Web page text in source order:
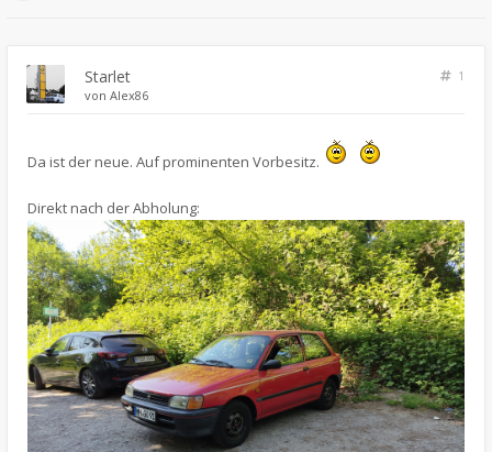
Starlet
1
von Alex86
Da ist der neue. Auf prominenten Vorbesitz.
Direkt nach der Abholung: